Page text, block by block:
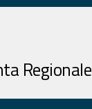
Regionale